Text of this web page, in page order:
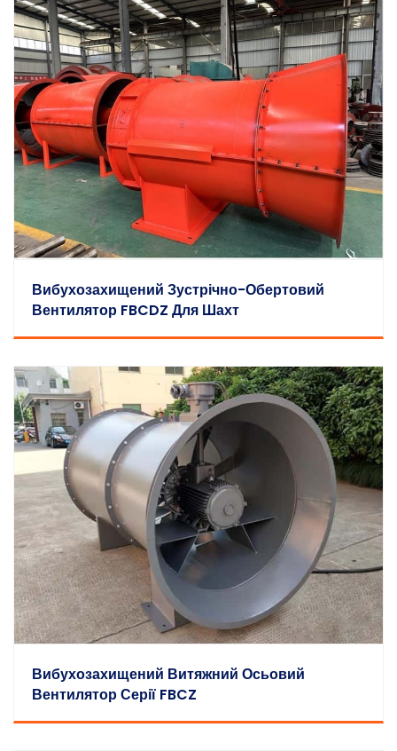
Вибухозахищений Зустрічно-Обертовий
Вентилятор FBCDZ Для Шахт
Вибухозахищений Витяжний Осьовий
Вентилятор Серії FBCZ